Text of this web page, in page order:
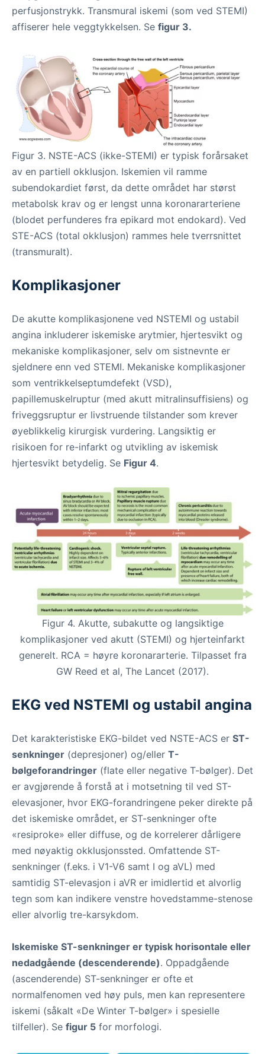
perfusjonstrykk. Transmural iskemi (som ved STEMI)
affiserer hele veggtykkelsen. Se figur 3.
Figur 3. NSTE-ACS (ikke-STEMI) er typisk forårsaket
av en partiell okklusjon. Iskemien vil ramme
subendokardiet først, da dette området har størst
metabolsk krav og er lengst unna koronararteriene
(blodet perfunderes fra epikard mot endokard). Ved
STE-ACS (total okklusjon) rammes hele tverrsnittet
(transmuralt).
Komplikasjoner
De akutte komplikasjonene ved NSTEMI og ustabil
angina inkluderer iskemiske arytmier, hjertesvikt og
mekaniske komplikasjoner, selv om sistnevnte er
sjeldnere enn ved STEMI. Mekaniske komplikasjoner
som ventrikkelseptumdefekt (VSD),
papillemuskelruptur (med akutt mitralinsuffisiens) og
friveggsruptur er livstruende tilstander som krever
øyeblikkelig kirurgisk vurdering. Langsiktig er
risikoen for re-infarkt og utvikling av iskemisk
hjertesvikt betydelig. Se Figur 4.
Figur 4. Akutte, subakutte og langsiktige
komplikasjoner ved akutt (STEMI) og hjerteinfarkt
generelt. RCA = høyre koronararterie. Tilpasset fra
GW Reed et al, The Lancet (2017).
EKG ved NSTEMI og ustabil angina
Det karakteristiske EKG-bildet ved NSTE-ACS er ST-
senkninger (depresjoner) og/eller T-
bølgeforandringer (flate eller negative T-bølger). Det
er avgjørende å forstå at i motsetning til ved ST-
elevasjoner, hvor EKG-forandringene peker direkte på
det iskemiske området, er ST-senkninger ofte
«resiproke» eller diffuse, og de korrelerer dårligere
med nøyaktig okklusjonssted. Omfattende ST-
senkninger (f.eks. i V1-V6 samt I og aVL) med
samtidig ST-elevasjon i aVR er imidlertid et alvorlig
tegn som kan indikere venstre hovedstamme-stenose
eller alvorlig tre-karsykdom.
Iskemiske ST-senkninger er typisk horisontale eller
nedadgående (descenderende). Oppadgående
(ascenderende) ST-senkninger er ofte et
normalfenomen ved høy puls, men kan representere
iskemi (såkalt «De Winter T-bølger» i spesielle
tilfeller). Se figur 5 for morfologi.